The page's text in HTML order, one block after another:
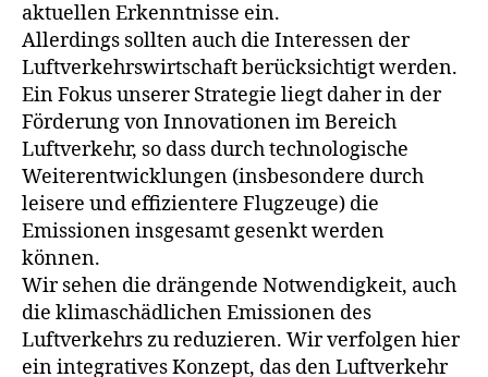
aktuellen Erkenntnisse ein.
Allerdings sollten auch die Interessen der
Luftverkehrswirtschaft berücksichtigt werden.
Ein Fokus unserer Strategie liegt daher in der
Förderung von Innovationen im Bereich
Luftverkehr, so dass durch technologische
Weiterentwicklungen (insbesondere durch
leisere und effizientere Flugzeuge) die
Emissionen insgesamt gesenkt werden
können.
Wir sehen die drängende Notwendigkeit, auch
die klimaschädlichen Emissionen des
Luftverkehrs zu reduzieren. Wir verfolgen hier
ein integratives Konzept, das den Luftverkehr